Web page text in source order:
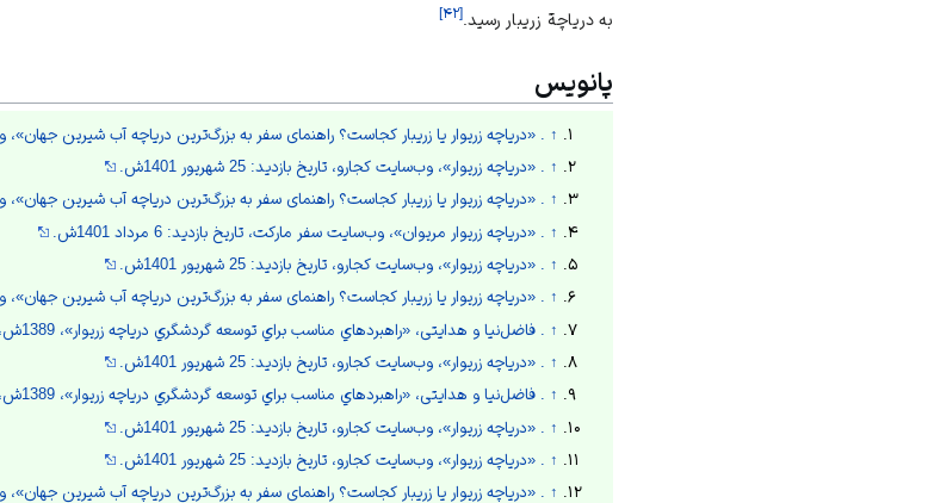
به دریاچة زریبار رسید.[۴۲]
پانویس
↑
. «دریاچه زریوار یا زریبار کجاست؟ راهنمای سفر به بزرگ‌ترین دریاچه آب شیرین جهان»، وب‌سایت
↑ . «دریاچه زریوار»، وب‌سایت کجارو، تاریخ بازدید: 25 شهریور 1401ش.
↑ . «دریاچه زریوار یا زریبار کجاست؟ راهنمای سفر به بزرگ‌ترین دریاچه آب شیرین جهان»، وب‌سایت
↑
. «دریاچه زریوار مریوان»، وب‌سایت سفر مارکت، تاریخ بازدید: 6 مرداد 1401ش.
↑ . «دریاچه زریوار»، وب‌سایت کجارو، تاریخ بازدید: 25 شهریور 1401ش.
↑ . «دریاچه زریوار یا زریبار کجاست؟ راهنمای سفر به بزرگ‌ترین دریاچه آب شیرین جهان»، وب‌سایت
↑
. فاضل‌نیا و هدایتی، «راهبرد‌هاي مناسب براي توسعه گردشگري درياچه زريوار»، 1389ش، ص150.
↑
. «دریاچه زریوار»، وب‌سایت کجارو، تاریخ بازدید: 25 شهریور 1401ش.
↑ . فاضل‌نیا و هدایتی، «راهبرد‌هاي مناسب براي توسعه گردشگري درياچه زريوار»، 1389ش، ص151.
↑
. «دریاچه زریوار»، وب‌سایت کجارو، تاریخ بازدید: 25 شهریور 1401ش.
↑
. «دریاچه زریوار»، وب‌سایت کجارو، تاریخ بازدید: 25 شهریور 1401ش.
↑ . «دریاچه زریوار یا زریبار کجاست؟ راهنمای سفر به بزرگ‌ترین دریاچه آب شیرین جهان»، وب‌سایت